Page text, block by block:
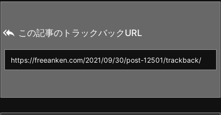
 この記事のトラックバックURL